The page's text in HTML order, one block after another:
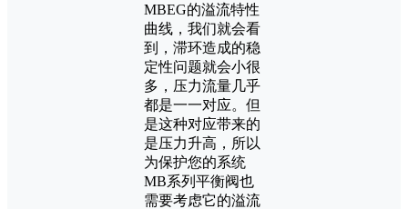
MBEG的溢流特性
曲线，我们就会看
到，滞环造成的稳
定性问题就会小很
多，压力流量几乎
都是一一对应。但
是这种对应带来的
是压力升高，所以
为保护您的系统
MB系列平衡阀也
需要考虑它的溢流